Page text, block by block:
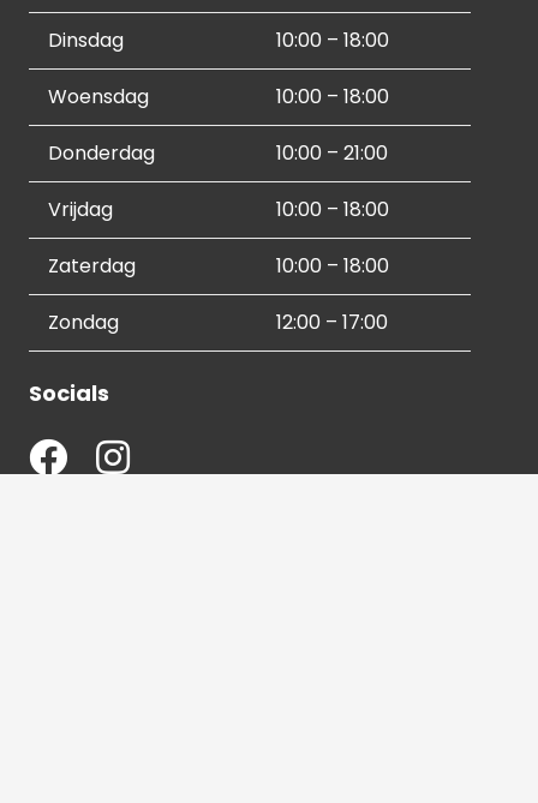
Dinsdag 10:00 – 18:00
Woensdag 10:00 – 18:00
Donderdag 10:00 – 21:00
Vrijdag 10:00 – 18:00
Zaterdag 10:00 – 18:00
Zondag 12:00 – 17:00
Socials